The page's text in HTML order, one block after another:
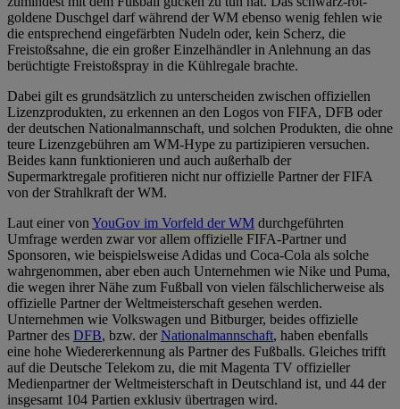
goldene Duschgel darf während der WM ebenso wenig fehlen wie
die entsprechend eingefärbten Nudeln oder, kein Scherz, die
Freistoßsahne, die ein großer Einzelhändler in Anlehnung an das
berüchtigte Freistoßspray in die Kühlregale brachte.
Dabei gilt es grundsätzlich zu unterscheiden zwischen offiziellen
Lizenzprodukten, zu erkennen an den Logos von FIFA, DFB oder
der deutschen Nationalmannschaft, und solchen Produkten, die ohne
teure Lizenzgebühren am WM-Hype zu partizipieren versuchen.
Beides kann funktionieren und auch außerhalb der
Supermarktregale profitieren nicht nur offizielle Partner der FIFA
von der Strahlkraft der WM.
Laut einer vonYouGov im Vorfeld der WM durchgeführten
Umfrage werden zwar vor allem offizielle FIFA-Partner und
Sponsoren, wie beispielsweise Adidas und Coca-Cola als solche
wahrgenommen, aber eben auch Unternehmen wie Nike und Puma,
die wegen ihrer Nähe zum Fußball von vielen fälschlicherweise als
offizielle Partner der Weltmeisterschaft gesehen werden.
Unternehmen wie Volkswagen und Bitburger, beides offizielle
Partner des DFB, bzw. derNationalmannschaft, haben ebenfalls
eine hohe Wiedererkennung als Partner des Fußballs. Gleiches trifft
auf die Deutsche Telekom zu, die mit Magenta TV offizieller
Medienpartner der Weltmeisterschaft in Deutschland ist, und 44 der
insgesamt 104 Partien exklusiv übertragen wird.